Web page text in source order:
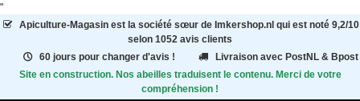
"
Apiculture-Magasinest la société sœur de Imkershop.nl qui est noté 9,2/10
selon 1052 avis clients
60 jours pour changer d'avis !
Livraison avec PostNL & Bpost
Site en construction. Nos abeilles traduisent le contenu. Merci de votre
compréhension !